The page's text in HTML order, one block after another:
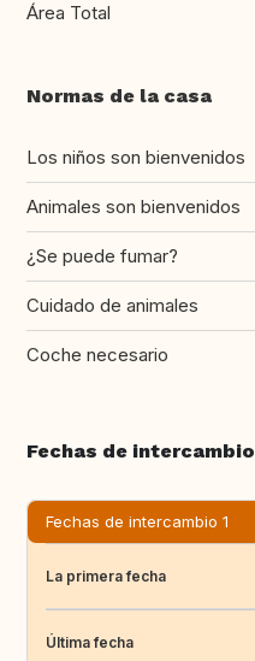
Área Total
Normas de la casa
Los niños son bienvenidos
Animales son bienvenidos
¿Se puede fumar?
Cuidado de animales
Coche necesario
Fechas de intercambio
Fechas de intercambio 1
La primera fecha
Última fecha